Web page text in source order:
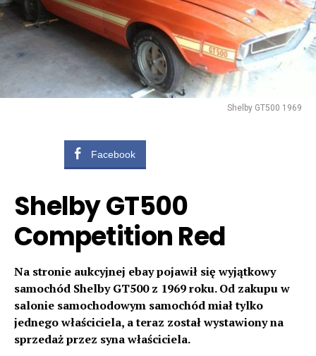
Shelby GT500 1969
Facebook
Shelby GT500
Competition Red
Na stronie aukcyjnej ebay pojawił się wyjątkowy
samochód Shelby GT500 z 1969 roku. Od zakupu w
salonie samochodowym samochód miał tylko
jednego właściciela, a teraz został wystawiony na
sprzedaż przez syna właściciela.